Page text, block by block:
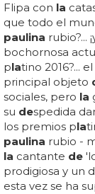
Flipa con la
que todo el
paulina rubio?...
bochornosa
platino 2016?...
principal objeto
sociales, pero la
su despedida
los premios pla
paulina rubio -
la cantante de
prodigiosa y un
esta vez se ha